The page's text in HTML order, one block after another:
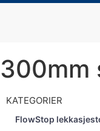
300mm
KATEGORIER
FlowStop